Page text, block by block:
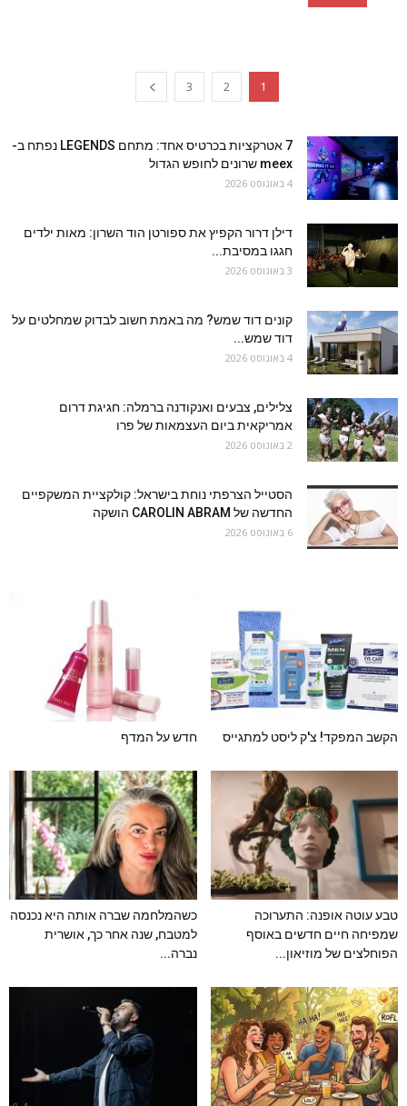
1
2
3
7 אטרקציות בכרטיס אחד: מתחם LEGENDS נפתח ב-
meex שרונים לחופש הגדול
4 באוגוסט 2026
דילן דרור הקפיץ את ספורטן הוד השרון: מאות ילדים
חגגו במסיבת...
3 באוגוסט 2026
קונים דוד שמש? מה באמת חשוב לבדוק שמחלטים על
דוד שמש...
4 באוגוסט 2026
צלילים, צבעים ואנקודנה ברמלה: חגיגת דרום
אמריקאית ביום העצמאות של פרו
2 באוגוסט 2026
הסטייל הצרפתי נוחת בישראל: קולקציית המשקפיים
החדשה של CAROLIN ABRAM הושקה
6 באוגוסט 2026
הקשב המפקד! צ'ק ליסט למתגייס חדש על המדף
טבע עוטה אופנה: התערוכה
שמפיחה חיים חדשים באוסף
הפוחלצים של מוזיאון...
כשהמלחמה שברה אותה היא נכנסה
למטבח, שנה אחר כך, אושרית
נברה...